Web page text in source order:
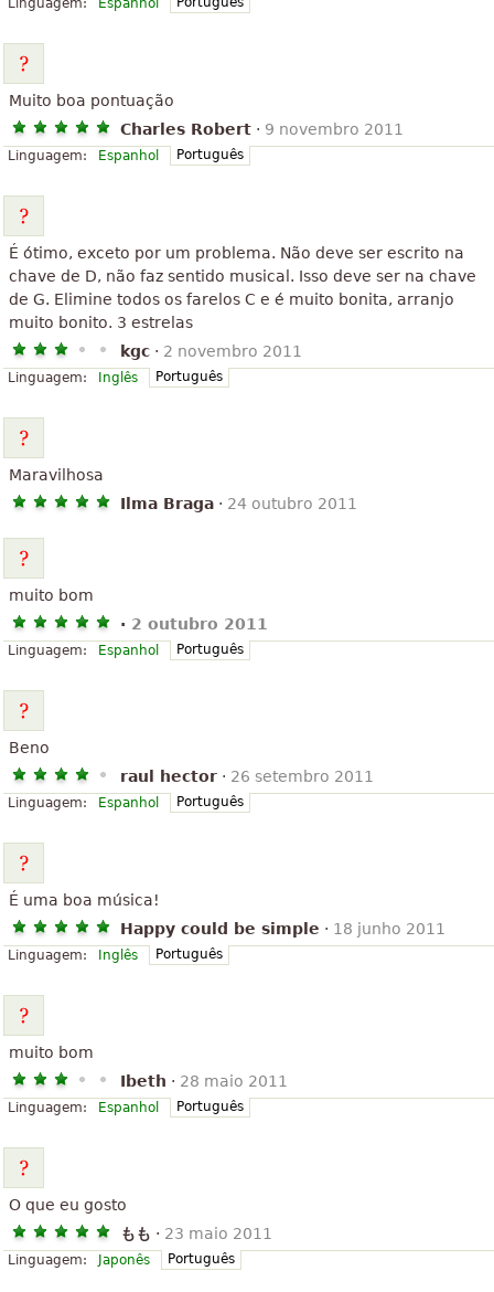
Linguagem: Espanhol
Muito boa pontuação
Charles Robert · 9 novembro 2011
Linguagem: Espanhol Português
É ótimo, exceto por um problema. Não deve ser escrito na
chave de D, não faz sentido musical. Isso deve ser na chave
de G. Elimine todos os farelos C e é muito bonita, arranjo
muito bonito. 3 estrelas
kgc · 2 novembro 2011
Linguagem: Inglês Português
Maravilhosa
Ilma Braga · 24 outubro 2011
muito bom
· 2 outubro 2011
Linguagem: Espanhol Português
Beno
raul hector · 26 setembro 2011
Linguagem: Espanhol Português
É uma boa música!
Happy could be simple · 18 junho 2011
Linguagem: Inglês Português
muito bom
Ibeth · 28 maio 2011
Linguagem: Espanhol Português
O que eu gosto
もも · 23 maio 2011
Linguagem: Japonês Português